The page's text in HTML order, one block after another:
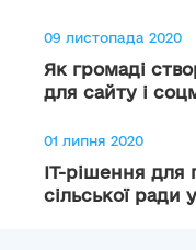
09 листопада 2020
Як громаді
для сайту і
01 липня 2020
ІТ-рішення для
сільської ради